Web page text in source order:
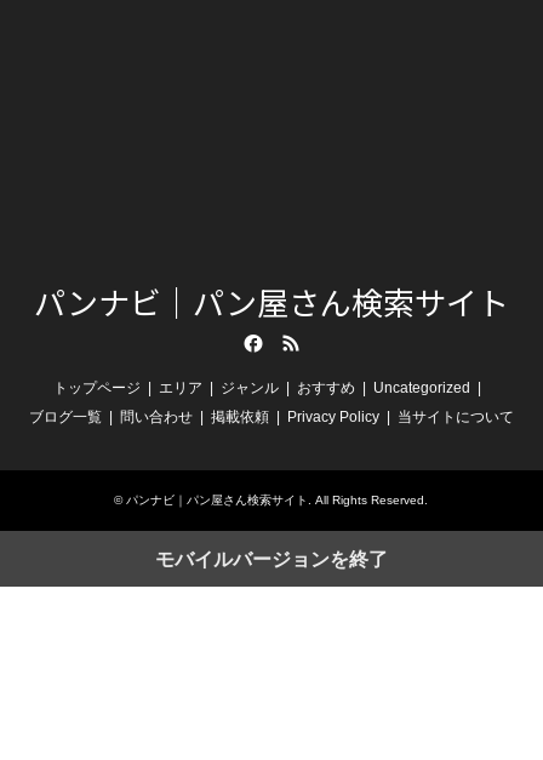
パンナビ｜パン屋さん検索サイト
トップページ エリア ジャンル おすすめ
Uncategorized
ブログ一覧
問い合わせ 掲載依頼 Privacy Policy 当サイトについて
© パンナビ｜パン屋さん検索サイト . All Rights Reserved.
モバイルバージョンを終了